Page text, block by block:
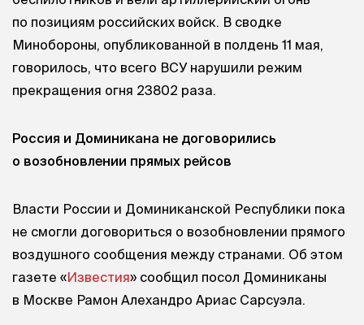
по позициям российских войск. В сводке
Минобороны, опубликованной в полдень 11 мая,
говорилось, что всего ВСУ нарушили режим
прекращения огня 23802 раза.
Россия и Доминикана не договорились
о возобновлении прямых рейсов
Власти России и Доминиканской Республики пока
не смогли договориться о возобновлении прямого
воздушного сообщения между странами. Об этом
газете «Известия» сообщил посол Доминиканы
в Москве Рамон Алехандро Ариас Сарсуэла.